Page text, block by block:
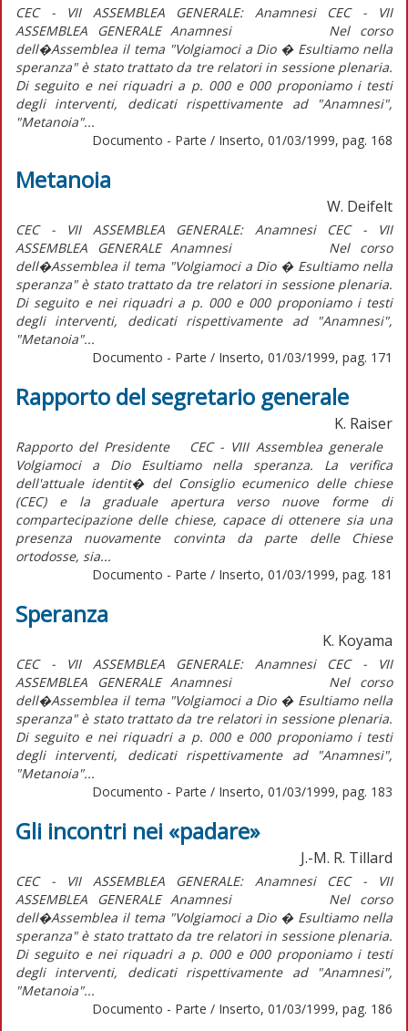
CEC - VII ASSEMBLEA GENERALE: Anamnesi CEC - VII
ASSEMBLEA GENERALE Anamnesi Nel corso
dell�Assemblea il tema "Volgiamoci a Dio � Esultiamo nella
speranza" è stato trattato da tre relatori in sessione plenaria.
Di seguito e nei riquadri a p. 000 e 000 proponiamo i testi
degli interventi, dedicati rispettivamente ad "Anamnesi",
"Metanoia"...
Documento - Parte / Inserto, 01/03/1999, pag. 168
Metanoia
W. Deifelt
CEC - VII ASSEMBLEA GENERALE: Anamnesi CEC - VII
ASSEMBLEA GENERALE Anamnesi Nel corso
dell�Assemblea il tema "Volgiamoci a Dio � Esultiamo nella
speranza" è stato trattato da tre relatori in sessione plenaria.
Di seguito e nei riquadri a p. 000 e 000 proponiamo i testi
degli interventi, dedicati rispettivamente ad "Anamnesi",
"Metanoia"...
Documento - Parte / Inserto, 01/03/1999, pag. 171
Rapporto del segretario generale
K. Raiser
Rapporto del Presidente CEC - VIII Assemblea generale
Volgiamoci a Dio Esultiamo nella speranza. La verifica
dell'attuale identit� del Consiglio ecumenico delle chiese
(CEC) e la graduale apertura verso nuove forme di
compartecipazione delle chiese, capace di ottenere sia una
presenza nuovamente convinta da parte delle Chiese
ortodosse, sia...
Documento - Parte / Inserto, 01/03/1999, pag. 181
Speranza
K. Koyama
CEC - VII ASSEMBLEA GENERALE: Anamnesi CEC - VII
ASSEMBLEA GENERALE Anamnesi Nel corso
dell�Assemblea il tema "Volgiamoci a Dio � Esultiamo nella
speranza" è stato trattato da tre relatori in sessione plenaria.
Di seguito e nei riquadri a p. 000 e 000 proponiamo i testi
degli interventi, dedicati rispettivamente ad "Anamnesi",
"Metanoia"...
Documento - Parte / Inserto, 01/03/1999, pag. 183
Gli incontri nei «padare»
J.-M. R. Tillard
CEC - VII ASSEMBLEA GENERALE: Anamnesi CEC - VII
ASSEMBLEA GENERALE Anamnesi Nel corso
dell�Assemblea il tema "Volgiamoci a Dio � Esultiamo nella
speranza" è stato trattato da tre relatori in sessione plenaria.
Di seguito e nei riquadri a p. 000 e 000 proponiamo i testi
degli interventi, dedicati rispettivamente ad "Anamnesi",
"Metanoia"...
Documento - Parte / Inserto, 01/03/1999, pag. 186